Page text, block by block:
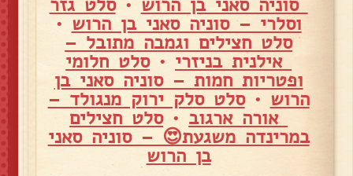
וסלרי – סוניה סאני בן הרוש •
סלט חצילים וגמבה מתובל –
אילנית בניזרי •סלט חלומי
ופטריות חמות – סוניה סאני בן
הרוש •סלט סלק ירוק מנגולד –
אורה ארגוב •סלט חצילים
במרינדה משגעת😍 – סוניה סאני
בן הרוש